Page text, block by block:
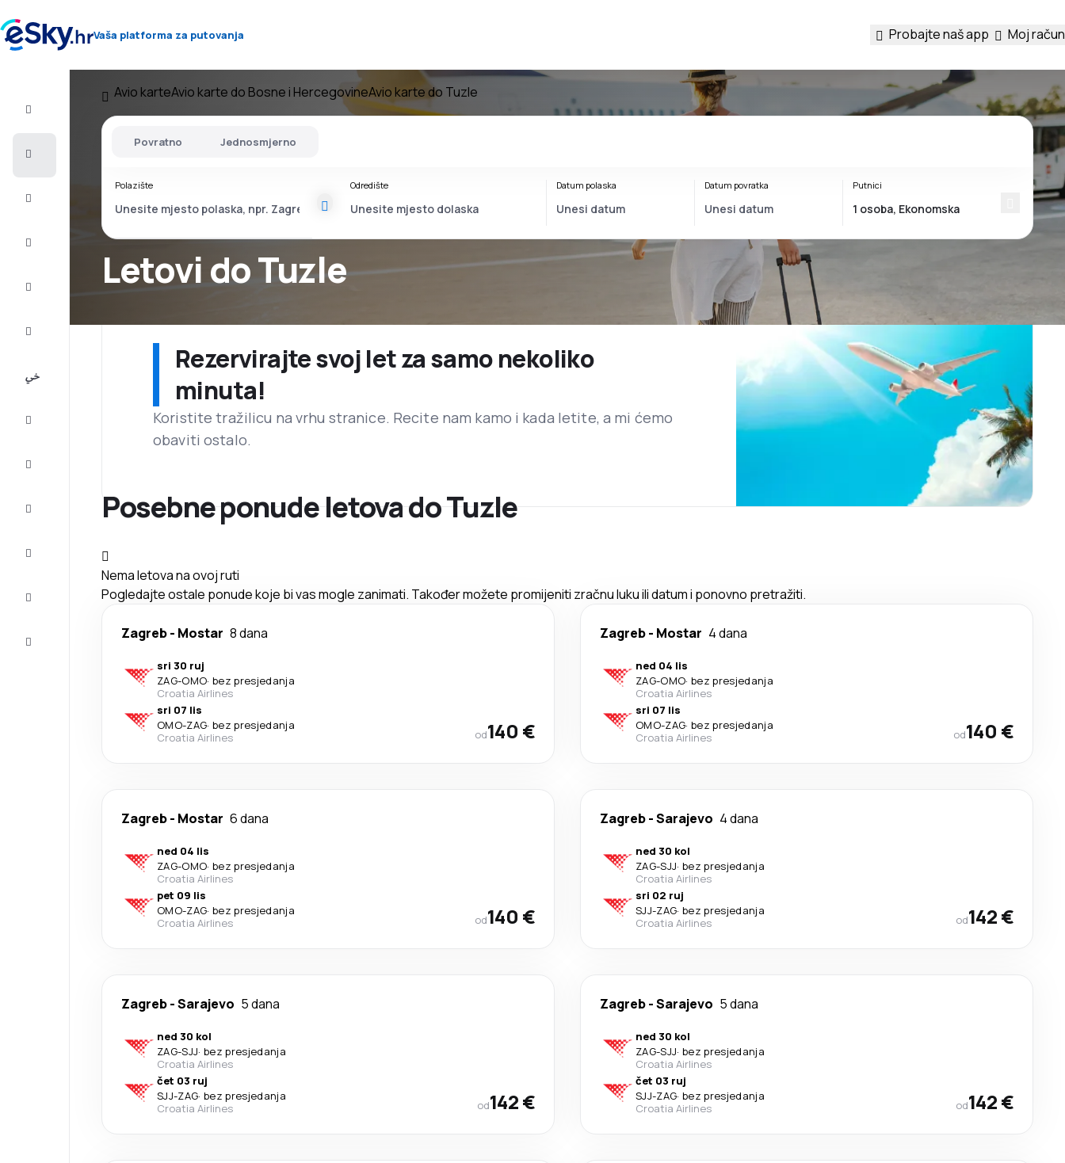
Vaša platforma za putovanja Probajte naš app Moj račun
Avio karteAvio karte do Bosne i HercegovineAvio karte do Tuzle
Letovi do Tuzle
Povratno Jednosmjerno
Polazište Odredište Datum polaska Datum povratka Putnici
Rezervirajte svoj let za samo nekoliko
minuta!
Koristite tražilicu na vrhu stranice. Recite nam kamo i kada letite, a mi ćemo
obaviti ostalo.
Posebne ponude letova do Tuzle
Nema letova na ovoj ruti
Pogledajte ostale ponude koje bi vas mogle zanimati. Također možete promijeniti zračnu luku ili datum i ponovno pretražiti.
Zagreb- Mostar 8 dana
sri 30 ruj
ZAG-OMO· bez presjedanja
Croatia Airlines
sri 07 lis
OMO-ZAG· bez presjedanja
Croatia Airlines
od140 €
Zagreb- Mostar 4 dana
ned 04 lis
ZAG-OMO· bez presjedanja
Croatia Airlines
sri 07 lis
OMO-ZAG· bez presjedanja
Croatia Airlines
od140 €
Zagreb- Mostar 6 dana
ned 04 lis
ZAG-OMO· bez presjedanja
Croatia Airlines
pet 09 lis
OMO-ZAG· bez presjedanja
Croatia Airlines
od140 €
Zagreb-Sarajevo 4 dana
ned 30 kol
ZAG-SJJ· bez presjedanja
Croatia Airlines
sri 02 ruj
SJJ-ZAG· bez presjedanja
Croatia Airlines
od142 €
Zagreb-Sarajevo 5 dana
ned 30 kol
ZAG-SJJ· bez presjedanja
Croatia Airlines
čet 03 ruj
SJJ-ZAG· bez presjedanja
Croatia Airlines
od142 €
Zagreb-Sarajevo 5 dana
ned 30 kol
ZAG-SJJ· bez presjedanja
Croatia Airlines
čet 03 ruj
SJJ-ZAG· bez presjedanja
Croatia Airlines
od142 €